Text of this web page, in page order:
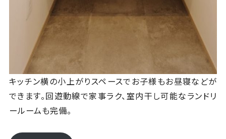
キッチン横の小上がりスペースでお子様もお昼寝などが
できます。回遊動線で家事ラク、室内干し可能なランドリ
ールームも完備。